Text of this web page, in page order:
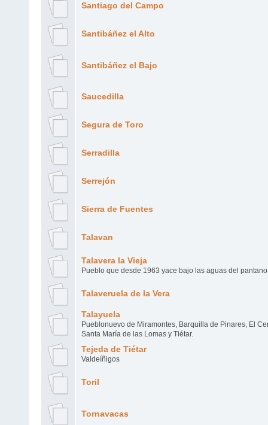
Santiago del Campo
Santibáñez el Alto
Santibáñez el Bajo
Saucedilla
Segura de Toro
Serradilla
Serrejón
Sierra de Fuentes
Talavan
Talavera la Vieja
Pueblo que desde 1963 yace bajo las aguas del
Talaveruela de la Vera
Talayuela
Pueblonuevo de Miramontes, Barquilla de Pinares, El
Santa María de las Lomas y Tiétar.
Tejeda de Tiétar
Valdeíñigos
Toril
Tornavacas